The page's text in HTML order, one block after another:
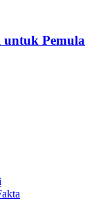
Pemula